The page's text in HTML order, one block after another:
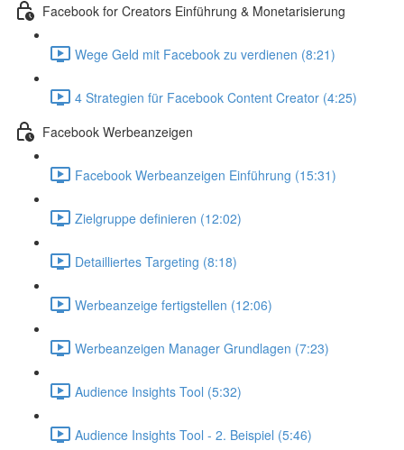
Facebook for Creators Einführung & Monetarisierung
Wege Geld mit Facebook zu verdienen (8:21)
4 Strategien für Facebook Content Creator (4:25)
Facebook Werbeanzeigen
Facebook Werbeanzeigen Einführung (15:31)
Zielgruppe definieren (12:02)
Detailliertes Targeting (8:18)
Werbeanzeige fertigstellen (12:06)
Werbeanzeigen Manager Grundlagen (7:23)
Audience Insights Tool (5:32)
Audience Insights Tool - 2. Beispiel (5:46)